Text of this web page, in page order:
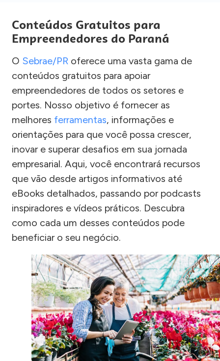
Conteúdos Gratuitos para
Empreendedores do Paraná
O Sebrae/PR oferece uma vasta gama de
conteúdos gratuitos para apoiar
empreendedores de todos os setores e
portes. Nosso objetivo é fornecer as
melhores ferramentas, informações e
orientações para que você possa crescer,
inovar e superar desafios em sua jornada
empresarial. Aqui, você encontrará recursos
que vão desde artigos informativos até
eBooks detalhados, passando por podcasts
inspiradores e vídeos práticos. Descubra
como cada um desses conteúdos pode
beneficiar o seu negócio.